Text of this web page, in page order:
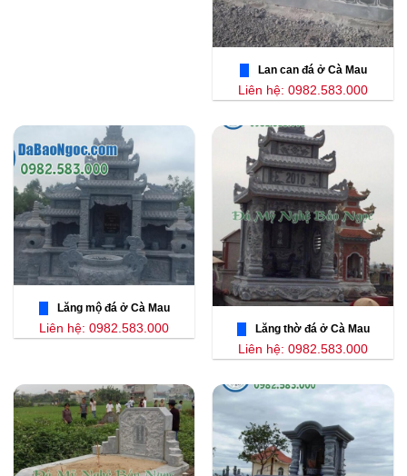
Lan can đá ở Cà Mau
Liên hệ: 0982.583.000
Lăng mộ đá ở Cà Mau
Liên hệ: 0982.583.000 Lăng thờ đá ở Cà Mau
Liên hệ: 0982.583.000